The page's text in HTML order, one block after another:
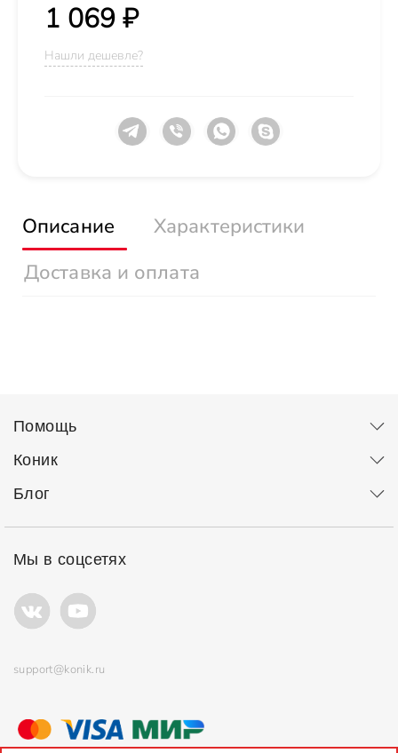
1 069 ₽
Нашли дешевле?
Описание
Характеристики
Доставка и оплата
Помощь
Коник
Блог
Мы в соцсетях
support@konik.ru